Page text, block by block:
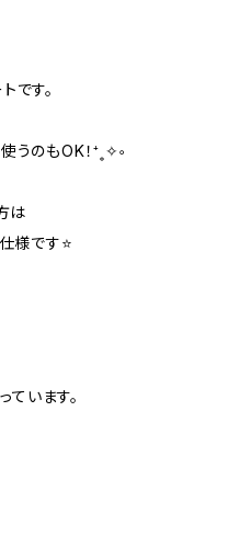
です。
うのもOK！⁺˳✧༚
は
様です⭐️
います。